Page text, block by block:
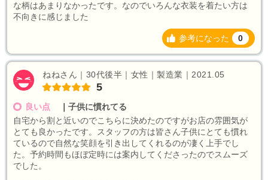
な柄はあまりなかったです。なのでいろんな衣装を着たい方は
不向きに感じました
参考になった 0
ねねさん｜30代後半｜女性｜製造業｜2021.05
5
良い点
子供に慣れてる
自宅から割と近いのでこちらに決めたのですがお店の雰囲気が
とても良かったです。スタッフの方は皆さん子供にとても慣れ
ているので自然な笑顔を引き出してくれるのが凄く上手でし
た。予約時間もほぼ定時には案内してくださったのでスムーズ
でした。